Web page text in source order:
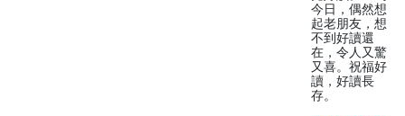
今日，偶然想
起老朋友，想
不到好讀還
在，令人又驚
又喜。祝福好
讀，好讀長
存。